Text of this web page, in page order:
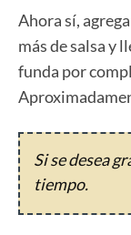
Ahora sí,
más de salsa y
funda por
Si se desea
tiempo.